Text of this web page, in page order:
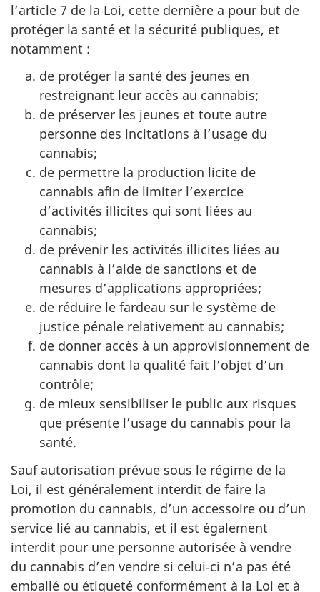
l’article 7 de la Loi, cette dernière a pour but de
protéger la santé et la sécurité publiques, et
notamment :
de protéger la santé des jeunes en
restreignant leur accès au cannabis;
de préserver les jeunes et toute autre
personne des incitations à l’usage du
cannabis;
de permettre la production licite de
cannabis afin de limiter l’exercice
d’activités illicites qui sont liées au
cannabis;
de prévenir les activités illicites liées au
cannabis à l’aide de sanctions et de
mesures d’applications appropriées;
de réduire le fardeau sur le système de
justice pénale relativement au cannabis;
de donner accès à un approvisionnement de
cannabis dont la qualité fait l’objet d’un
contrôle;
de mieux sensibiliser le public aux risques
que présente l’usage du cannabis pour la
santé.
Sauf autorisation prévue sous le régime de la
Loi, il est généralement interdit de faire la
promotion du cannabis, d’un accessoire ou d’un
service lié au cannabis, et il est également
interdit pour une personne autorisée à vendre
du cannabis d’en vendre si celui‑ci n’a pas été
emballé ou étiqueté conformément à la Loi et à